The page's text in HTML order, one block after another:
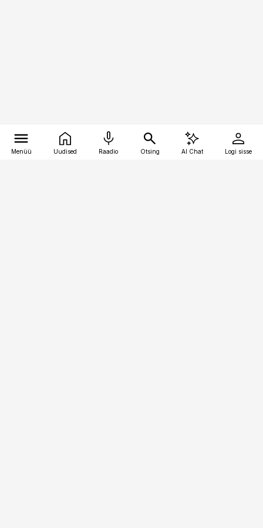
Menüü Uudised Raadio Otsing AI Chat Logi sisse